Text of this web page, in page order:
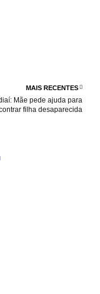
MAIS RECENTES
Mãe pede ajuda para
filha desaparecida